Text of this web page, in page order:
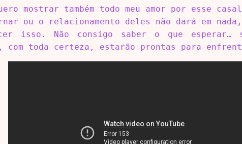
mostrar também todo meu amor por esse
ou o relacionamento deles não dará em
isso. Não consigo saber o que
com toda certeza, estarão prontas para